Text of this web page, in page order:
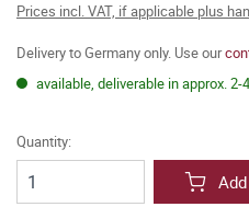
Prices incl. VAT, if applicable plus
Delivery to Germany only. Use our
available, deliverable in approx. 2-
Quantity: